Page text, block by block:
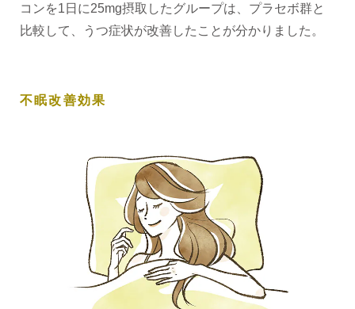
コンを1日に25mg摂取したグループは、プラセボ群と
比較して、うつ症状が改善したことが分かりました。
不眠改善効果